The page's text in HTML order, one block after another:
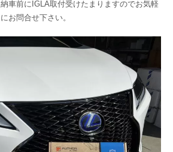
納車前にIGLA取付受けたまりますのでお気軽
にお問合せ下さい。